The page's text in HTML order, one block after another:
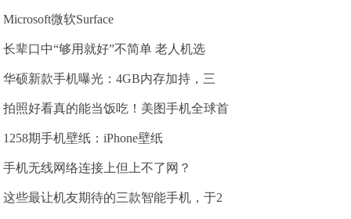
Microsoft微软Surface
长辈口中“够用就好”不简单 老人机选
华硕新款手机曝光：4GB内存加持，三
拍照好看真的能当饭吃！美图手机全球首
1258期手机壁纸：iPhone壁纸
手机无线网络连接上但上不了网？
这些最让机友期待的三款智能手机，于2